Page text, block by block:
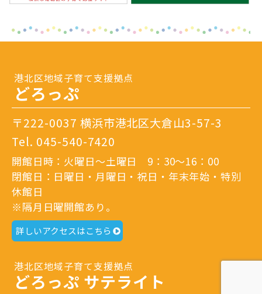
港北区地域子育て支援拠点
どろっぷ
〒222-0037 横浜市港北区大倉山3-57-3
Tel. 045-540-7420
開館日時：火曜日～土曜日 9：30～16：00
閉館日：日曜日・月曜日・祝日・年末年始・特別
休館日
※隔月日曜開館あり。
詳しいアクセスはこちら
港北区地域子育て支援拠点
どろっぷ サテライト